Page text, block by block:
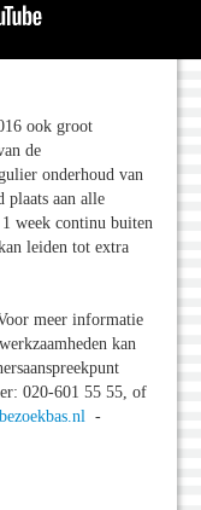
ook groot
de
onderhoud van
plaats aan alle
week continu buiten
leiden tot extra
meer informatie
kan
020-601 55 55, of
-